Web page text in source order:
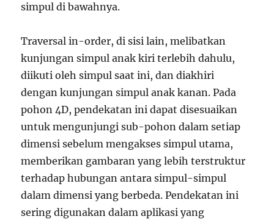
simpul di bawahnya.
Traversal in-order, di sisi lain, melibatkan
kunjungan simpul anak kiri terlebih dahulu,
diikuti oleh simpul saat ini, dan diakhiri
dengan kunjungan simpul anak kanan. Pada
pohon 4D, pendekatan ini dapat disesuaikan
untuk mengunjungi sub-pohon dalam setiap
dimensi sebelum mengakses simpul utama,
memberikan gambaran yang lebih terstruktur
terhadap hubungan antara simpul-simpul
dalam dimensi yang berbeda. Pendekatan ini
sering digunakan dalam aplikasi yang